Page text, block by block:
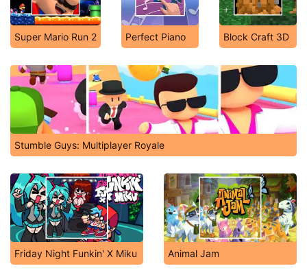
Super Mario Run 2 Perfect Piano Block Craft 3D
Stumble Guys: Multiplayer Royale
Friday Night Funkin' X Miku Animal Jam